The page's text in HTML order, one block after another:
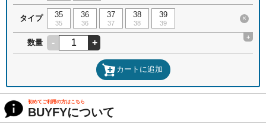
タイプ 35
35
36
36
37
37
38
38
39
39
×
数量 - +
+
カートに追加
初めてご利用の方はこちら
BUYFYについて